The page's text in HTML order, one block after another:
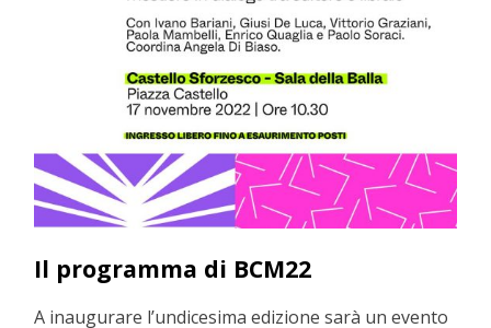
Il programma di BCM22
A inaugurare l’undicesima edizione sarà un evento